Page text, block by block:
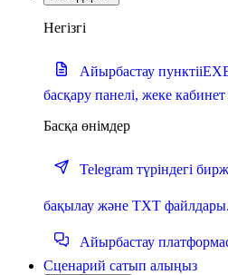
Негізгі
Айырбастау пункті
басқару панелі, жеке
Басқа өнімдер
Telegram түріндегі
бақылау және TXT файлдары.
Айырбастау
Сценарий сатып алыңыз